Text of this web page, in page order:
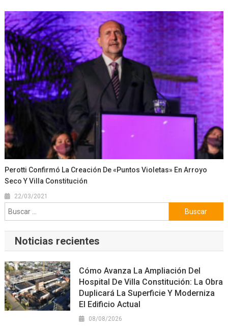
Perotti Confirmó La Creación De «Puntos Violetas» En Arroyo
Seco Y Villa Constitución
22/03/2021
Buscar:
Noticias recientes
Cómo Avanza La Ampliación Del
Hospital De Villa Constitución: La Obra
Duplicará La Superficie Y Moderniza
El Edificio Actual
08/08/2026